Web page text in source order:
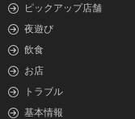
ピックアップ店舗
夜遊び
飲食
お店
トラブル
基本情報